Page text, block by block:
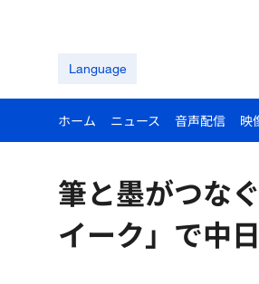
Language
ホーム ニュース 音声配信 映
筆と墨がつな
イーク」で中